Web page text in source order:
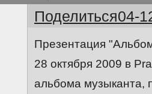
Поделиться04-
Презентация
28 октября 2009 в
альбома музыканта,